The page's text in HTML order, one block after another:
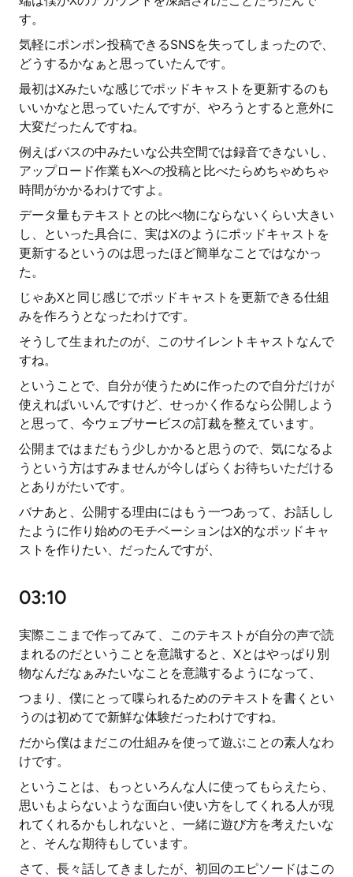
す。
気軽にポンポン投稿できるSNSを失ってしまったので、
どうするかなぁと思っていたんです。
最初はXみたいな感じでポッドキャストを更新するのも
いいかなと思っていたんですが、やろうとすると意外に
大変だったんですね。
例えばバスの中みたいな公共空間では録音できないし、
アップロード作業もXへの投稿と比べたらめちゃめちゃ
時間がかかるわけですよ。
データ量もテキストとの比べ物にならないくらい大きい
し、といった具合に、実はXのようにポッドキャストを
更新するというのは思ったほど簡単なことではなかっ
た。
じゃあXと同じ感じでポッドキャストを更新できる仕組
みを作ろうとなったわけです。
そうして生まれたのが、このサイレントキャストなんで
すね。
ということで、自分が使うために作ったので自分だけが
使えればいいんですけど、せっかく作るなら公開しよう
と思って、今ウェブサービスの訂裁を整えています。
公開まではまだもう少しかかると思うので、気になるよ
うという方はすみませんが今しばらくお待ちいただける
とありがたいです。
バナあと、公開する理由にはもう一つあって、お話しし
たように作り始めのモチベーションはX的なポッドキャ
ストを作りたい、だったんですが、
03:10
実際ここまで作ってみて、このテキストが自分の声で読
まれるのだということを意識すると、Xとはやっぱり別
物なんだなぁみたいなことを意識するようになって、
つまり、僕にとって喋られるためのテキストを書くとい
うのは初めてで新鮮な体験だったわけですね。
だから僕はまだこの仕組みを使って遊ぶことの素人なわ
けです。
ということは、もっといろんな人に使ってもらえたら、
思いもよらないような面白い使い方をしてくれる人が現
れてくれるかもしれないと、一緒に遊び方を考えたいな
と、そんな期待もしています。
さて、長々話してきましたが、初回のエピソードはこの